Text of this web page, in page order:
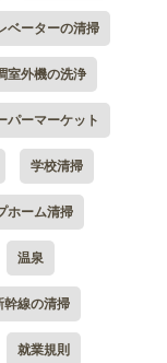
ベーターの清掃
室外機の洗浄
パーマーケット
学校清掃
ホーム清掃
温泉
幹線の清掃
就業規則